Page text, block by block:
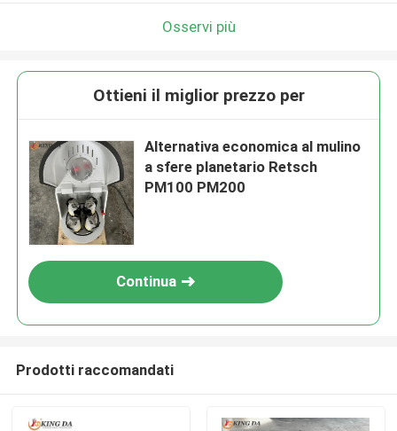
Osservi più
Ottieni il miglior prezzo per
Alternativa economica al mulino
a sfere planetario Retsch
PM100 PM200
Continua
Prodotti raccomandati